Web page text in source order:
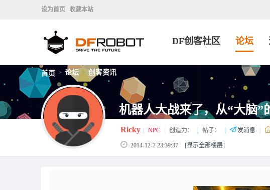
设为首页 收藏本站
DF创客社区 论坛
首页 > 论坛 > 创客资讯
机器人大战来了，从“大脑”
Ricky NPC 创造力： 帖子： 发消息
2014-12-7 23:39:37 [显示全部楼层]